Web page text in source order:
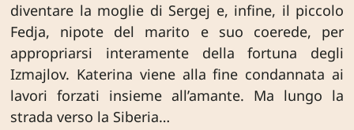
diventare la moglie di Sergej e, infine, il piccolo
Fedja, nipote del marito e suo coerede, per
appropriarsi interamente della fortuna degli
Izmajlov. Katerina viene alla fine condannata ai
lavori forzati insieme all’amante. Ma lungo la
strada verso la Siberia…